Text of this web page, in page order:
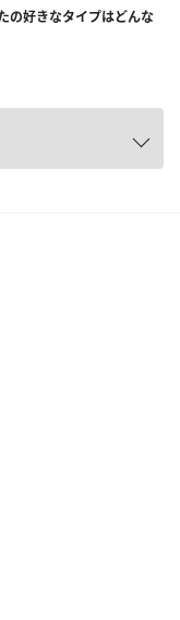
の好きなタイプはどんな